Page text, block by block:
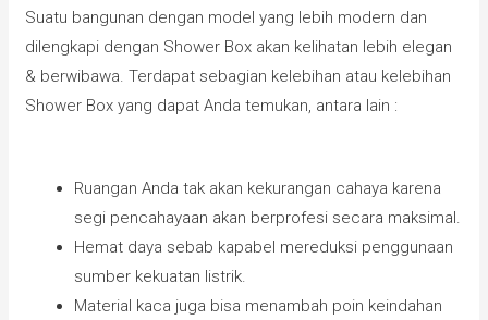
Suatu bangunan dengan model yang lebih modern dan
dilengkapi dengan Shower Box akan kelihatan lebih elegan
& berwibawa. Terdapat sebagian kelebihan atau kelebihan
Shower Box yang dapat Anda temukan, antara lain :
Ruangan Anda tak akan kekurangan cahaya karena
segi pencahayaan akan berprofesi secara maksimal.
Hemat daya sebab kapabel mereduksi penggunaan
sumber kekuatan listrik.
Material kaca juga bisa menambah poin keindahan